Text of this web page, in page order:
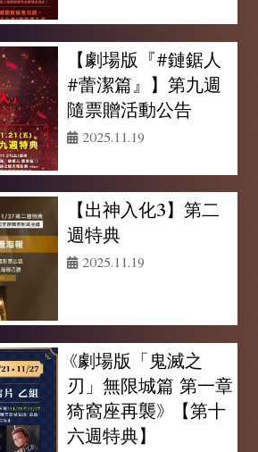
【劇場版『#鏈鋸人
#蕾潔篇』】第九週
隨票贈活動公告
2025.11.19
【出神入化3】第二
週特典
2025.11.19
《劇場版「鬼滅之
刃」無限城篇 第一章
猗窩座再襲》 【第十
六週特典】